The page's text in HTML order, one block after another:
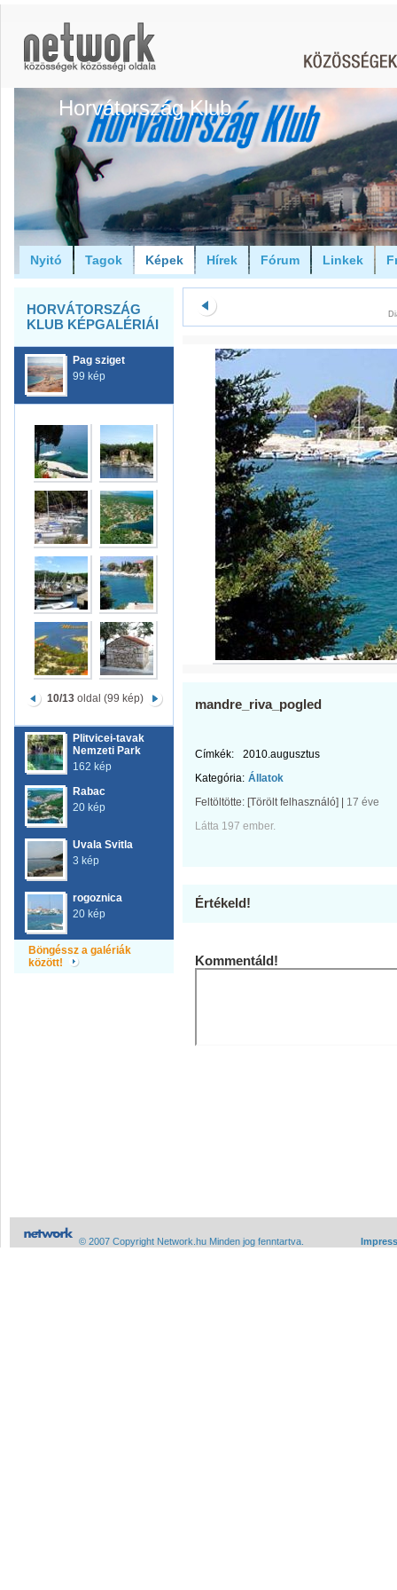
Horvátország Klub
Nyitó Tagok Képek Hírek Fórum Linkek
HORVÁTORSZÁG
KLUB KÉPGALÉRIÁI
Pag sziget
99 kép
10/13oldal (99 kép)
Plitvicei-tavak
Nemzeti Park
162 kép
Rabac
20 kép
Uvala Svitla
3 kép
rogoznica
20 kép
Böngéssz a galériák
között!
mandre_riva_pogled
Címkék:
2010.augusztus
Kategória: Állatok
Feltöltötte: [Törölt felhasználó]
17 éve
Látta 197 ember.
Értékeld!
Kommentáld!
© 2007 Copyright Network.hu Minden jog fenntartva.